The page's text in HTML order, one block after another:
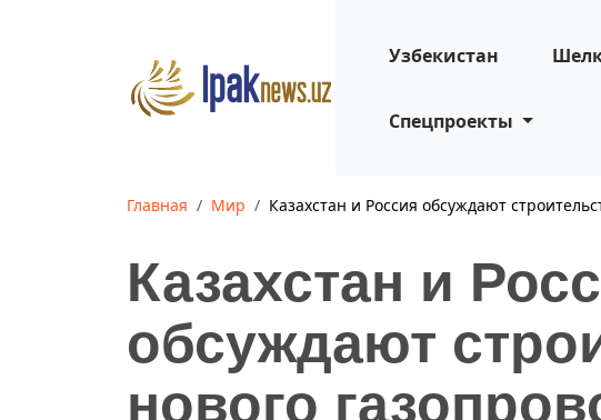
Узбекистан
Спецпроекты
Главная Мир Казахстан и Россия обсуждают
Казахстан и
обсуждают
нового